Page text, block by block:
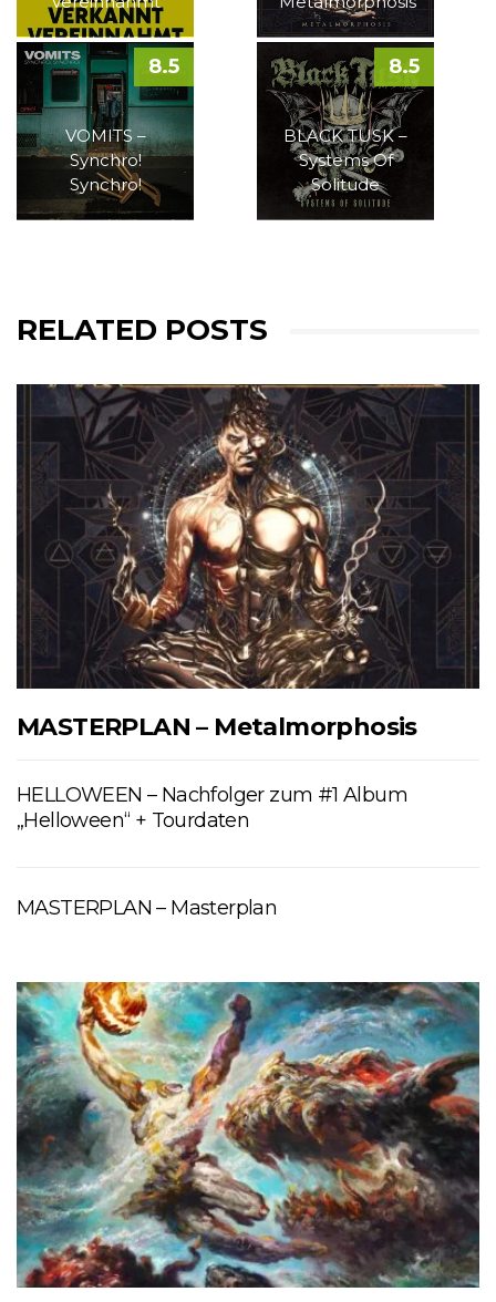
VOMITS –
Synchro!
Synchro!
8.5
BLACK TUSK –
Systems Of
Solitude
8.5
RELATED POSTS
MASTERPLAN – Metalmorphosis
HELLOWEEN – Nachfolger zum #1 Album
„Helloween“ + Tourdaten
MASTERPLAN – Masterplan